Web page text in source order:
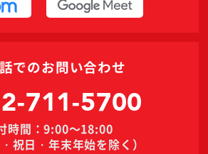
でのお問い合わせ
711-5700
時間：9:00～18:00
・祝日・年末年始を除く）